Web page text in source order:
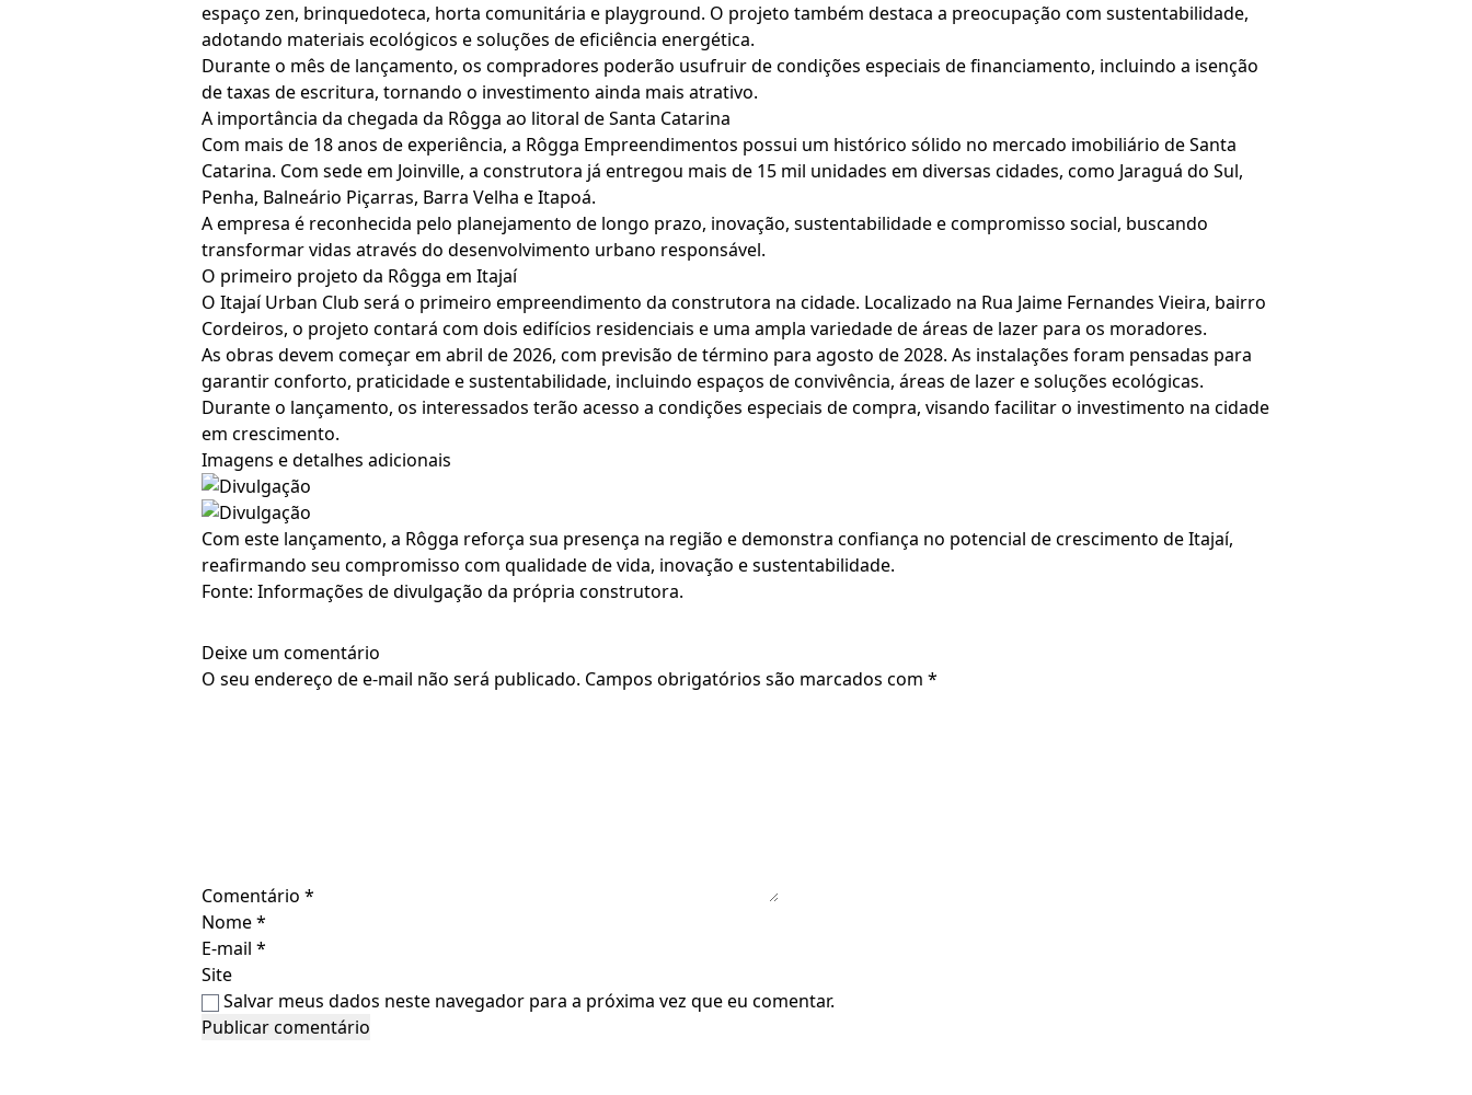
espaço zen, brinquedoteca, horta comunitária e playground. O projeto também destaca a preocupação com sustentabilidade,
adotando materiais ecológicos e soluções de eficiência energética.
Durante o mês de lançamento, os compradores poderão usufruir de condições especiais de financiamento, incluindo a isenção
de taxas de escritura, tornando o investimento ainda mais atrativo.
A importância da chegada da Rôgga ao litoral de Santa Catarina
Com mais de 18 anos de experiência, a Rôgga Empreendimentos possui um histórico sólido no mercado imobiliário de Santa
Catarina. Com sede em Joinville, a construtora já entregou mais de 15 mil unidades em diversas cidades, como Jaraguá do Sul,
Penha, Balneário Piçarras, Barra Velha e Itapoá.
A empresa é reconhecida pelo planejamento de longo prazo, inovação, sustentabilidade e compromisso social, buscando
transformar vidas através do desenvolvimento urbano responsável.
O primeiro projeto da Rôgga em Itajaí
O Itajaí Urban Club será o primeiro empreendimento da construtora na cidade. Localizado na Rua Jaime Fernandes Vieira, bairro
Cordeiros, o projeto contará com dois edifícios residenciais e uma ampla variedade de áreas de lazer para os moradores.
As obras devem começar em abril de 2026, com previsão de término para agosto de 2028. As instalações foram pensadas para
garantir conforto, praticidade e sustentabilidade, incluindo espaços de convivência, áreas de lazer e soluções ecológicas.
Durante o lançamento, os interessados terão acesso a condições especiais de compra, visando facilitar o investimento na cidade
em crescimento.
Imagens e detalhes adicionais
Com este lançamento, a Rôgga reforça sua presença na região e demonstra confiança no potencial de crescimento de Itajaí,
reafirmando seu compromisso com qualidade de vida, inovação e sustentabilidade.
Fonte: Informações de divulgação da própria construtora.
Deixe um comentário
O seu endereço de e-mail não será publicado. Campos obrigatórios são marcados com *
Comentário *
Nome*
E-mail *
Site
Salvar meus dados neste navegador para a próxima vez que eu comentar.